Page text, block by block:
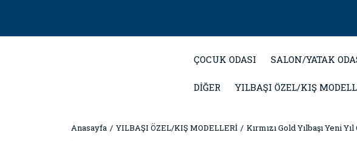
ÇOCUK ODASI SALON/YATAK
DİĞER YILBAŞI ÖZEL/KIŞ
Anasayfa YILBAŞI ÖZEL/KIŞ MODELLERİ Kırmızı Gold Yılbaşı Yeni